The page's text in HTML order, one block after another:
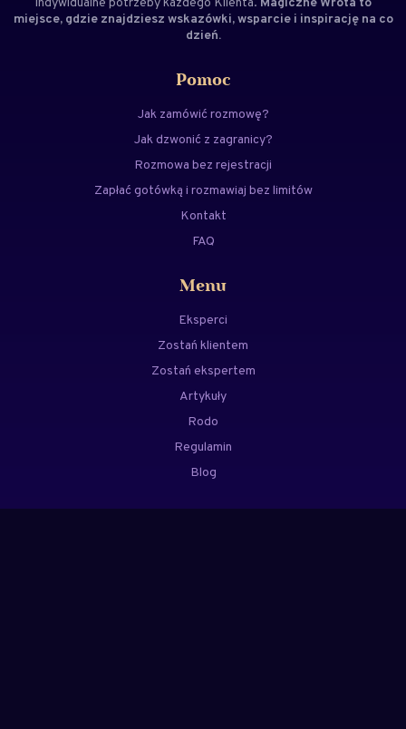
miejsce, gdzie znajdziesz wskazówki, wsparcie i inspirację na co
dzień.
Pomoc
Jak zamówić rozmowę?
Jak dzwonić z zagranicy?
Rozmowa bez rejestracji
Zapłać gotówką i rozmawiaj bez limitów
Kontakt
FAQ
Menu
Eksperci
Zostań klientem
Zostań ekspertem
Artykuły
Rodo
Regulamin
Blog